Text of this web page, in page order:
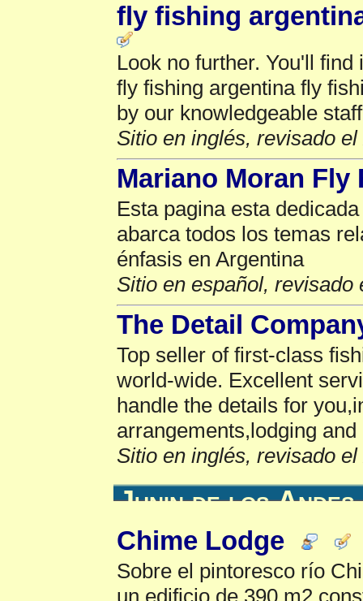
fly fishing
Look no further. You'll
fly fishing argentina fly
by our knowledgeable
Sitio en inglés, revisado el
Mariano Moran Fly
Esta pagina esta
abarca todos los temas
énfasis en Argentina
Sitio en español, revisado
The Detail
Top seller of first-class
world-wide. Excellent
handle the details for
arrangements,lodging and
Sitio en inglés, revisado el
Junin de los Andes
Chime Lodge
Sobre el pintoresco río